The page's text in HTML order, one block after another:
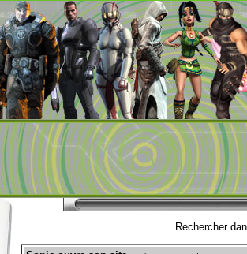
Rechercher